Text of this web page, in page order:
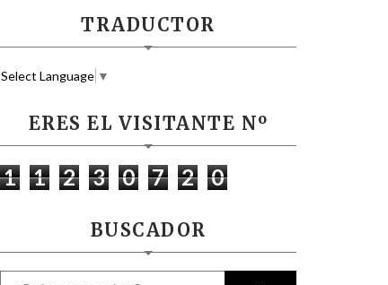
TRADUCTOR
Select Language ▼
ERES EL VISITANTE Nº
1 1 2 3 0 7 2 0
BUSCADOR